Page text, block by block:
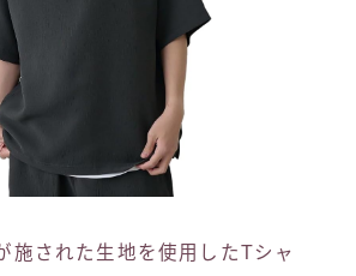
施された生地を使用したTシャ